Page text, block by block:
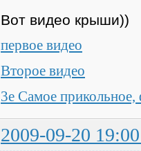
Вот видео крыши))
первое видео
Второе видео
3е Самое прикольное,
2009-09-20